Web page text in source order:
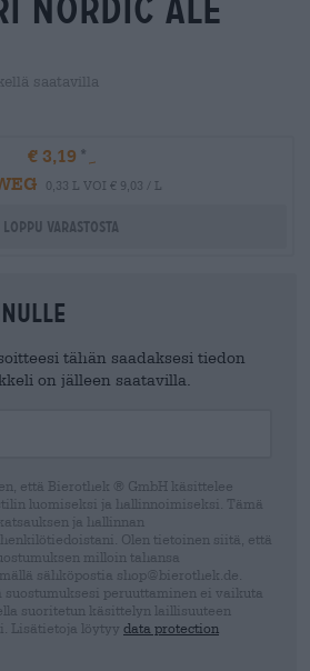
saatavilla
€ 3,19
0,33 L VOI € 9,03 / L
Loppu varastosta
tähän saadaksesi tiedon
on jälleen saatavilla.
että Bierothek ® GmbH käsittelee
luomiseksi ja hallinnoimiseksi. Tämä
ja hallinnan
Olen tietoinen siitä, että
milloin tahansa
sähköpostia shop@bierothek.de.
peruuttaminen ei vaikuta
suoritetun käsittelyn laillisuuteen
Lisätietoja löytyy data protection